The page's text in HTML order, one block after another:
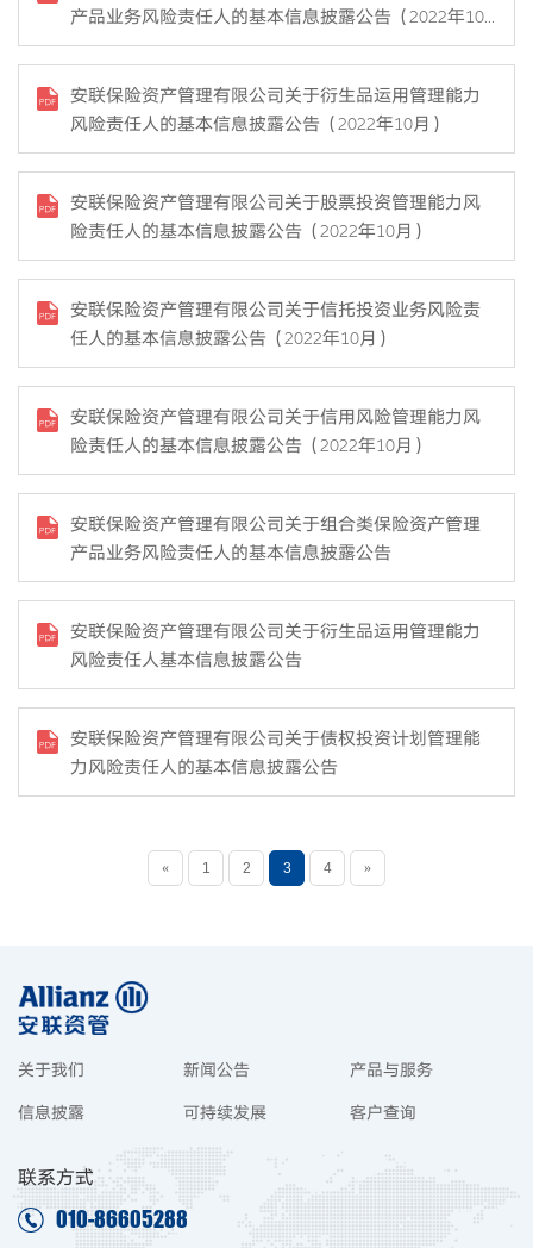
产品业务风险责任人的基本信息披露公告（2022年10
月）
安联保险资产管理有限公司关于衍生品运用管理能力
风险责任人的基本信息披露公告（2022年10月）
安联保险资产管理有限公司关于股票投资管理能力风
险责任人的基本信息披露公告（2022年10月）
安联保险资产管理有限公司关于信托投资业务风险责
任人的基本信息披露公告（2022年10月）
安联保险资产管理有限公司关于信用风险管理能力风
险责任人的基本信息披露公告（2022年10月）
安联保险资产管理有限公司关于组合类保险资产管理
产品业务风险责任人的基本信息披露公告
安联保险资产管理有限公司关于衍生品运用管理能力
风险责任人基本信息披露公告
安联保险资产管理有限公司关于债权投资计划管理能
力风险责任人的基本信息披露公告
« 1 2 3 4 »
关于我们 新闻公告 产品与服务
信息披露 可持续发展 客户查询
联系方式
010-86605288